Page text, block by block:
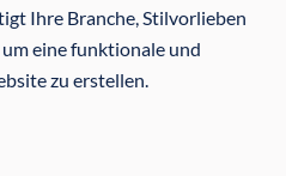
Ihre Branche, Stilvorlieben
eine funktionale und
zu erstellen.